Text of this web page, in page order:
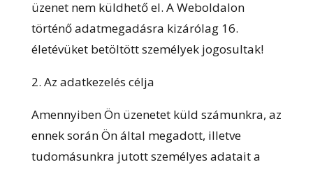
üzenet nem küldhető el. A Weboldalon
történő adatmegadásra kizárólag 16.
életévüket betöltött személyek jogosultak!
2. Az adatkezelés célja
Amennyiben Ön üzenetet küld számunkra, az
ennek során Ön által megadott, illetve
tudomásunkra jutott személyes adatait a